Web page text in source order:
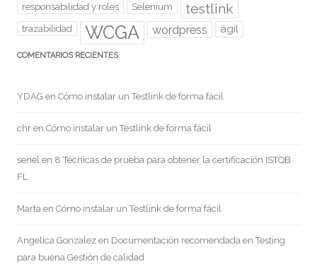
responsabilidad y roles Selenium testlink
trazabilidad WCGA wordpress ágil
COMENTARIOS RECIENTES
YDAG en Cómo instalar un Testlink de forma fácil
chr en Cómo instalar un Testlink de forma fácil
senel en 8 Técnicas de prueba para obtener la certificación ISTQB
FL
Marta en Cómo instalar un Testlink de forma fácil
Angelica Gonzalez en Documentación recomendada en Testing
para buena Gestión de calidad